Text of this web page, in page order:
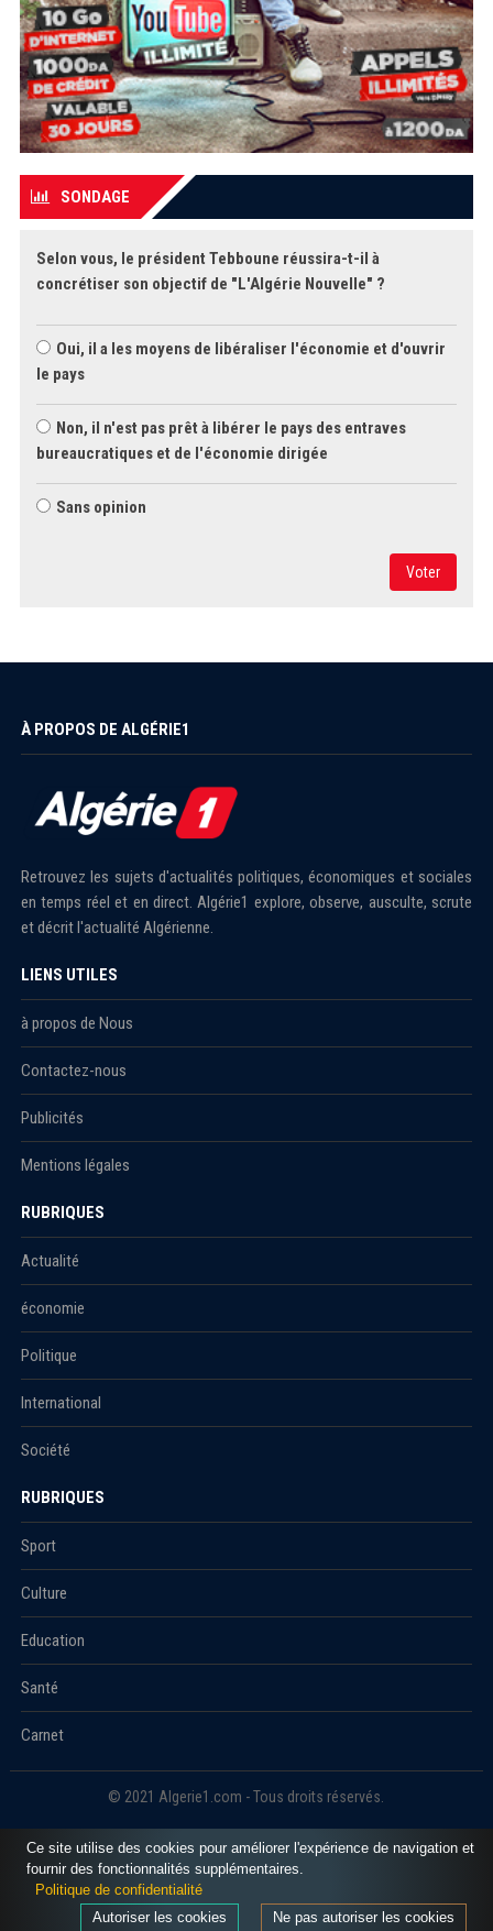
SONDAGE
Selon vous, le président Tebboune réussira-t-il à
concrétiser son objectif de "L'Algérie Nouvelle" ?
Oui, il a les moyens de libéraliser l'économie et d'ouvrir
le pays
Non, il n'est pas prêt à libérer le pays des entraves
bureaucratiques et de l'économie dirigée
Sans opinion
Voter
À PROPOS DE ALGÉRIE1
Retrouvez les sujets d'actualités politiques, économiques et sociales
en temps réel et en direct. Algérie1 explore, observe, ausculte, scrute
et décrit l'actualité Algérienne.
LIENS UTILES
à propos de Nous
Contactez-nous
Publicités
Mentions légales
RUBRIQUES
Actualité
économie
Politique
International
Société
RUBRIQUES
Sport
Culture
Education
Santé
Carnet
© 2021 Algerie1.com - Tous droits réservés.
Ce site utilise des cookies pour améliorer l'expérience de navigation et
fournir des fonctionnalités supplémentaires.
Politique de confidentialité
Ne pas autoriser les cookies
Autoriser les cookies